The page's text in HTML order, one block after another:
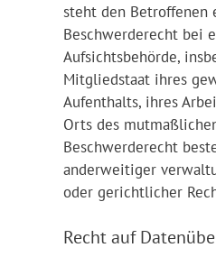
steht den Betroffenen
Beschwerderecht bei
Aufsichtsbehörde,
Mitgliedstaat ihres
Aufenthalts, ihres
Orts des
Beschwerderecht
anderweitiger
oder gerichtlicher
Recht auf